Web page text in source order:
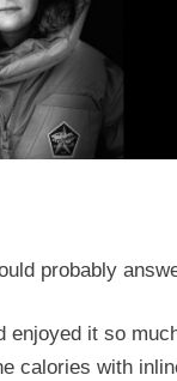
probably
enjoyed it so
calories with